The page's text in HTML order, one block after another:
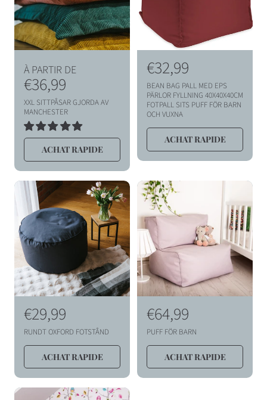
I
O
N
:
P
r
i
x
h
b
i
t
u
e
l
À PARTIR DE
€36,99
XXL SITTPÅSAR GJORDA AV
MANCHESTER
TOTAL
DES
AVIS
ACHAT RAPIDE
P
r
i
x
h
a
b
i
t
u
e
l
€32,99
BEAN BAG PALL MED EPS
PÄRLOR FYLLNING 40X40X40CM
FOTPALL SITS PUFF FÖR BARN
OCH VUXNA
ACHAT RAPIDE
P
r
i
x
h
€29,99
RUNDT OXFORD FOTSTÅND
ACHAT RAPIDE
P
r
i
x
h
€64,99
PUFF FÖR BARN
ACHAT RAPIDE